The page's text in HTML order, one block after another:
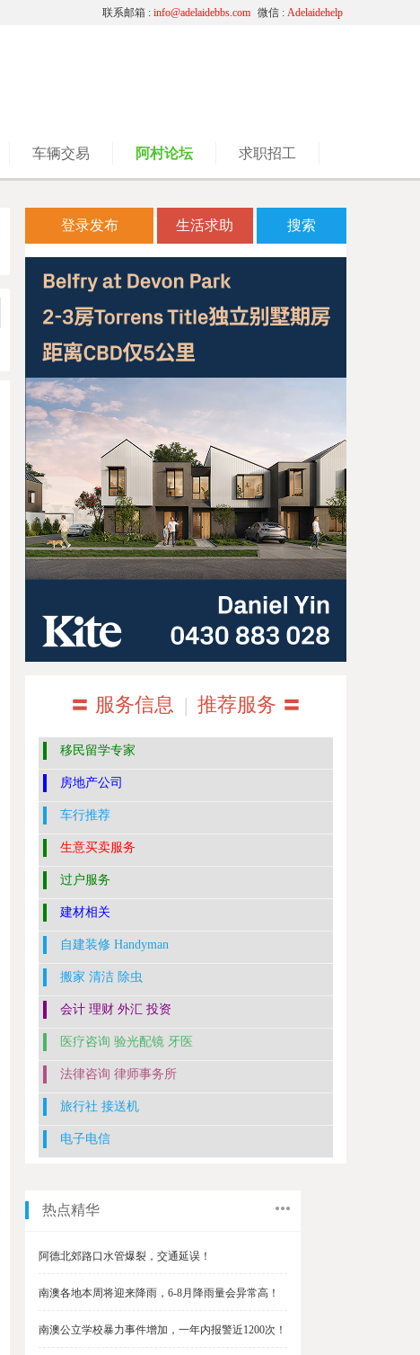
微信 : Adelaidehelp
联系邮箱 : info@adelaidebbs.com
车辆交易 阿村论坛 求职招工
登录发布 生活求助 搜索
〓 服务信息 | 推荐服务 〓
移民留学专家
房地产公司
车行推荐
生意买卖服务
过户服务
建材相关
自建装修 Handyman
搬家 清洁 除虫
会计 理财 外汇 投资
医疗咨询 验光配镜 牙医
法律咨询 律师事务所
旅行社 接送机
电子电信
热点精华
阿德北郊路口水管爆裂，交通延误！
南澳各地本周将迎来降雨，6-8月降雨量会异常高！
南澳公立学校暴力事件增加，一年内报警近1200次！